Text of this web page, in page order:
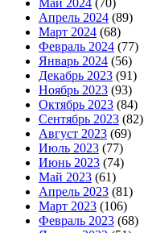
Май 2024 (70)
Апрель 2024 (89)
Март 2024 (68)
Февраль 2024 (77)
Январь 2024 (56)
Декабрь 2023 (91)
Ноябрь 2023 (93)
Октябрь 2023 (84)
Сентябрь 2023 (82)
Август 2023 (69)
Июль 2023 (77)
Июнь 2023 (74)
Май 2023 (61)
Апрель 2023 (81)
Март 2023 (106)
Февраль 2023 (68)